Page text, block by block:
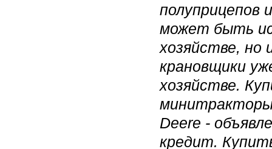
полуприцепов
может быть
хозяйстве, но
крановщики
хозяйстве.
Deere -
кредит.